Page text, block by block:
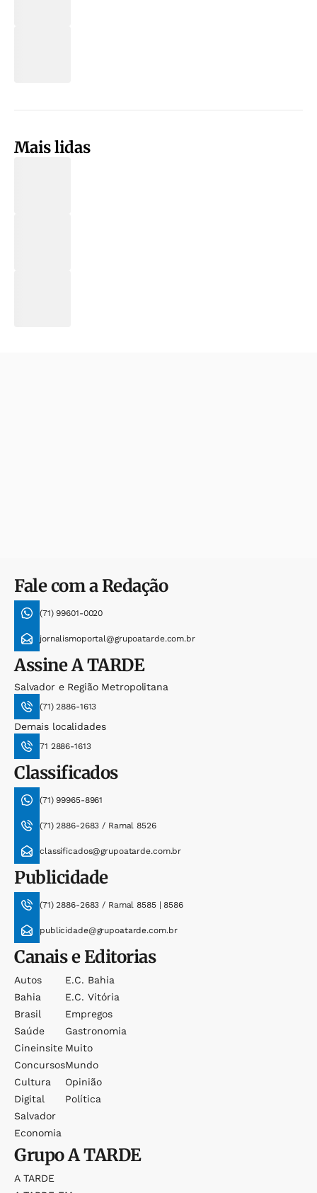
Mais lidas
Fale com a Redação
(71) 99601-0020
jornalismoportal@grupoatarde.com.br
AssineA TARDE
Salvador e Região Metropolitana
(71) 2886-1613
Demais localidades
71 2886-1613
Classificados
(71) 99965-8961
(71) 2886-2683 / Ramal 8526
classificados@grupoatarde.com.br
Publicidade
(71) 2886-2683 / Ramal 8585 | 8586
publicidade@grupoatarde.com.br
Canais e Editorias
Autos
Bahia
Brasil
Saúde
Cineinsite
Concursos
Cultura
Digital
Salvador
Economia
E.c. Bahia
E.c. Vitória
Empregos
Gastronomia
Muito
Mundo
Opinião
Política
GrupoA TARDE
A TARDE